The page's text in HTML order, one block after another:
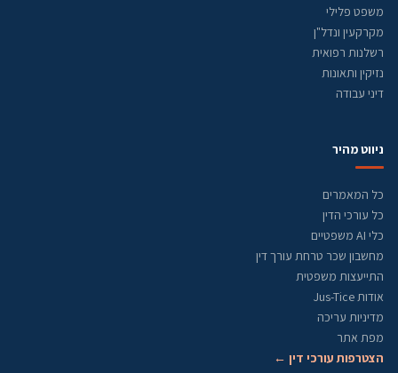
משפט פלילי
מקרקעין ונדל"ן
רשלנות רפואית
נזיקין ותאונות
דיני עבודה
ניווט מהיר
כל המאמרים
כל עורכי הדין
כלי AI משפטיים
מחשבון שכר טרחת עורך דין
התייעצות משפטית
אודות Jus-Tice
מדיניות עריכה
מפת אתר
הצטרפות עורכי דין ←